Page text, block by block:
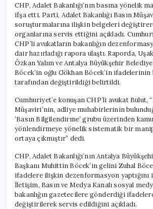
CHP, Adalet Bakanlığı’nın basına yönelik
ifşa etti. Parti, Adalet Bakanlığı Basın
soruşturmalarına ilişkin belgeleri
organlarına servis ettiğini açıkladı.
CHP’li avukatların bakanlığın
dair hazırladığı rapora ulaştı. Raporda,
Özkan Yalım ve Antalya Büyükşehir
Böcek’in oğlu Gökhan Böcek’in ifadelerinin
tarafından değiştirildiği belirtildi.
Cumhuriyet’e konuşan CHP’li avukat Bulut,
Müşaviri’nin, adliye muhabirlerinin
‘Basın Bilgilendirme’ grubu üzerinden
yönlendirmeye yönelik sistematik bir
ortaya çıkmıştır” dedi.
CHP, Adalet Bakanlığı’nın Antalya
Başkanı Muhittin Böcek’in gelini Zuhal
ifadelere ilişkin dezenformasyon yaptığını
İletişim, Basın ve Medya Kanalı sosyal
bakanlığın gazetecilere gönderdiği
değiştirilerek servis edildiğini açıkladı.